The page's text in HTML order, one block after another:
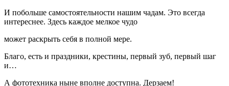
И побольше самостоятельности нашим чадам. Это всегда
интереснее. Здесь каждое мелкое чудо
может раскрыть себя в полной мере.
Благо, есть и праздники, крестины, первый зуб, первый шаг
и…
А фототехника ныне вполне доступна. Дерзаем!